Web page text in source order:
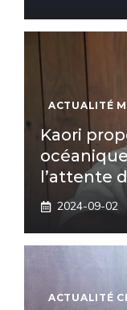
ACTUALITÉ
Kaori
l’attente
2024-09-02
ACTUALITÉ